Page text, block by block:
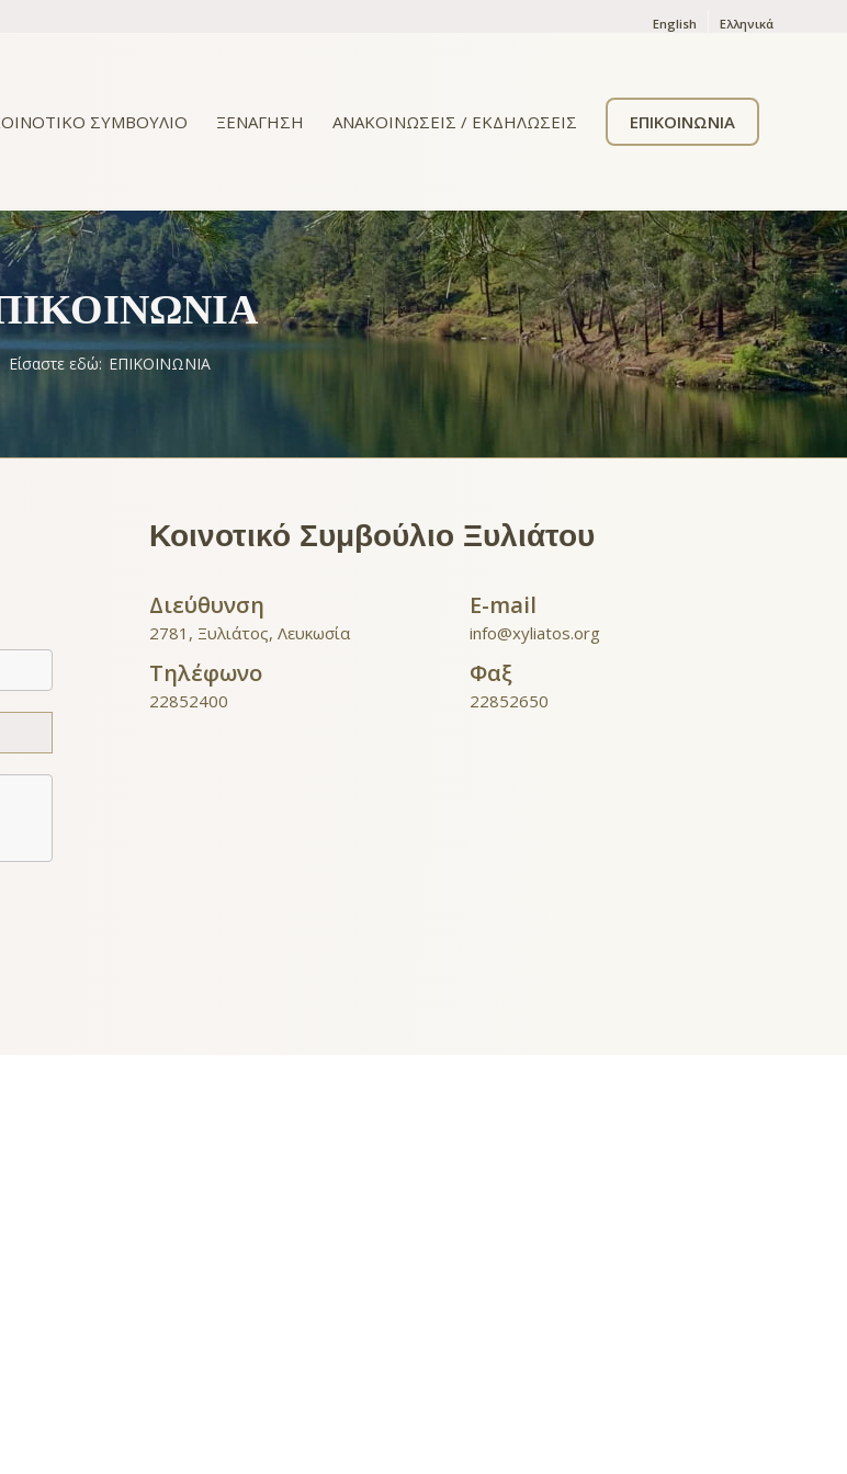
English Ελληνικά
ΣΥΜΒΟΥΛΙΟ ΞΕΝΑΓΗΣΗ ΑΝΑΚΟΙΝΩΣΕΙΣ / ΕΚΔΗΛΩΣΕΙΣ ΕΠΙΚΟΙΝΩΝΙΑ
Είσαστε εδώ: ΕΠΙΚΟΙΝΩΝΙΑ
Κοινοτικό Συμβούλιο Ξυλιάτου
Διεύθυνση
2781, Ξυλιάτος, Λευκωσία
Τηλέφωνο
22852400
E-mail
info@xyliatos.org
Φαξ
22852650